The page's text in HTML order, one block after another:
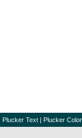
Plucker Text | Plucker Color